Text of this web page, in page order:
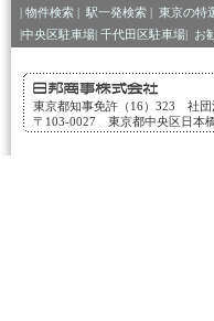
| 物件検索 | 駅一発検索 | 東京の特
|中央区駐車場| 千代田区駐車場| お
東京都知事免許（16）323 社
〒103-0027 東京都中央区日本